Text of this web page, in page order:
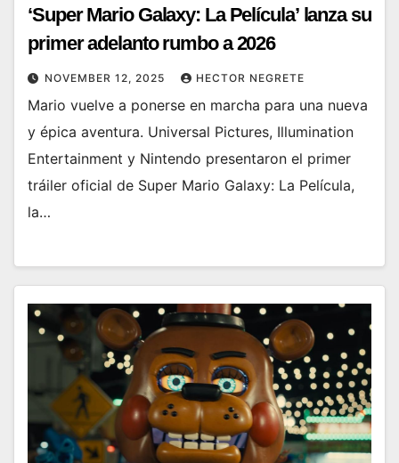
‘Super Mario Galaxy: La Película’ lanza su
primer adelanto rumbo a 2026
NOVEMBER 12, 2025 HECTOR NEGRETE
Mario vuelve a ponerse en marcha para una nueva
y épica aventura. Universal Pictures, Illumination
Entertainment y Nintendo presentaron el primer
tráiler oficial de Super Mario Galaxy: La Película,
la…